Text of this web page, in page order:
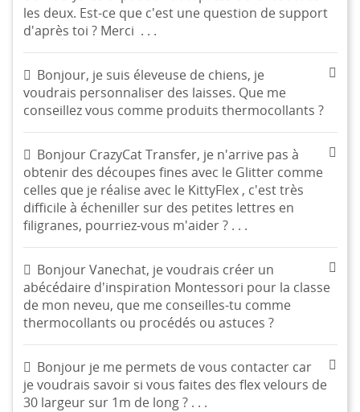
les deux. Est-ce que c'est une question de support
d'après toi ? Merci . . .
Bonjour, je suis éleveuse de chiens, je
voudrais personnaliser des laisses. Que me
conseillez vous comme produits thermocollants ?
Bonjour CrazyCat Transfer, je n'arrive pas à
obtenir des découpes fines avec le Glitter comme
celles que je réalise avec le KittyFlex , c'est très
difficile à écheniller sur des petites lettres en
filigranes, pourriez-vous m'aider ? . . .
Bonjour Vanechat, je voudrais créer un
abécédaire d'inspiration Montessori pour la classe
de mon neveu, que me conseilles-tu comme
thermocollants ou procédés ou astuces ?
Bonjour je me permets de vous contacter car
je voudrais savoir si vous faites des flex velours de
30 largeur sur 1m de long ? . . .